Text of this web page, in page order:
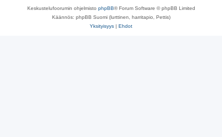
Keskustelufoorumin ohjelmisto phpBB® Forum Software © phpBB Limited
Käännös: phpBB Suomi (lurttinen, harritapio, Pettis)
Yksityisyys | Ehdot